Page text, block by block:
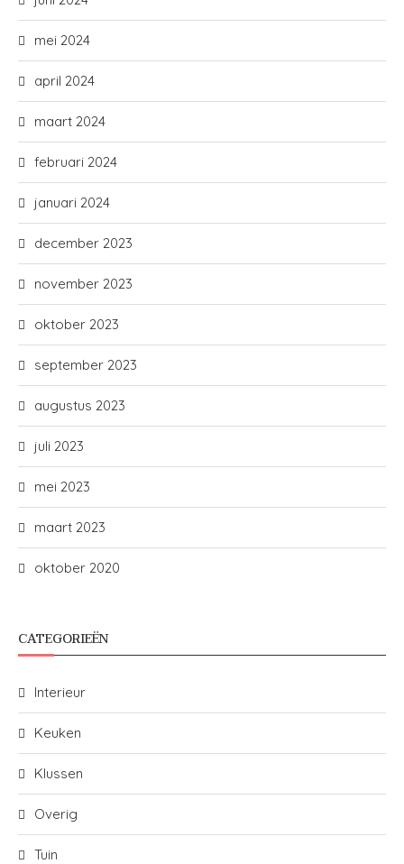
mei 2024
april 2024
maart 2024
februari 2024
januari 2024
december 2023
november 2023
oktober 2023
september 2023
augustus 2023
juli 2023
mei 2023
maart 2023
oktober 2020
CATEGORIEËN
Interieur
Keuken
Klussen
Overig
Tuin